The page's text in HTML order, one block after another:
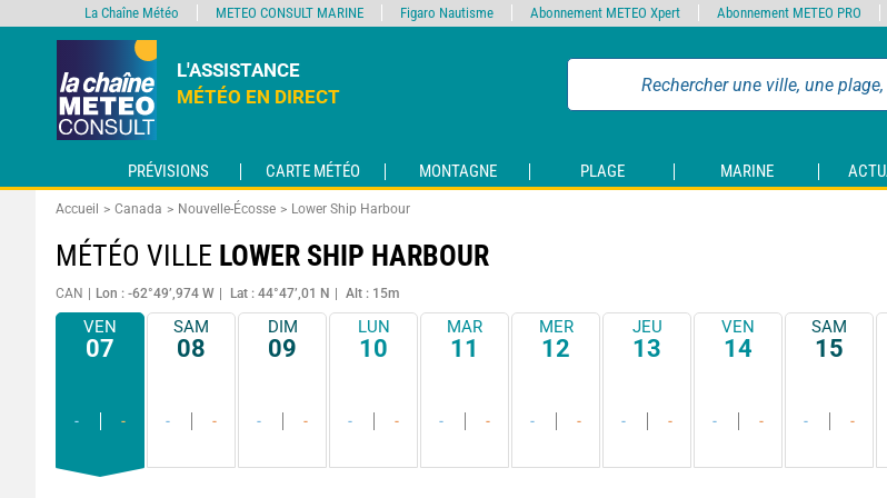
L'ASSISTANCE
MÉTÉO EN DIRECT
PRÉVISIONS CARTE MÉTÉO MONTAGNE PLAGE MARINE
Accueil Canada Nouvelle-Écosse Lower Ship Harbour
MÉTÉO VILLE LOWER SHIP HARBOUR
CAN Lon : -62°49’,974 W Lat : 44°47’,01 N Alt : 15m
VEN
07
- -
SAM
08
- -
DIM
09
- -
LUN
10
- -
MAR
11
- -
MER
12
- -
JEU
13
- -
VEN
14
- -
SAM
15
- -
La Chaîne Météo METEO CONSULT MARINE Figaro Nautisme Abonnement METEO Xpert Abonnement METEO PRO